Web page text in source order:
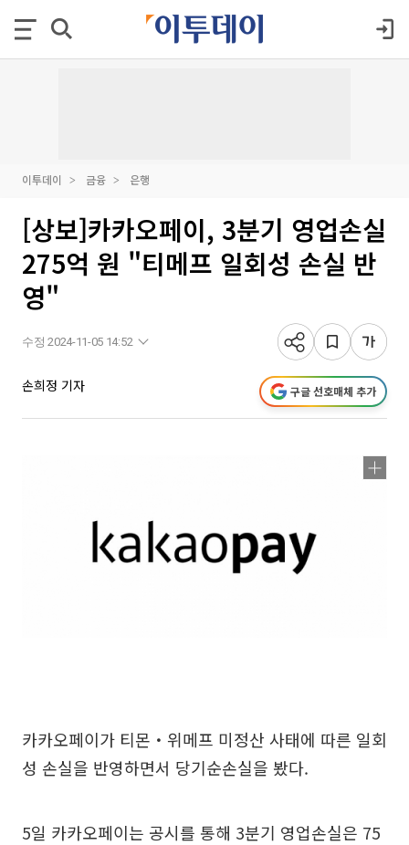
이투데이 금융 은행
[상보]카카오페이, 3분기 영업손실
275억 원 "티메프 일회성 손실 반
영"
수정 2024-11-05 14:52
손희정 기자 구글 선호매체 추가
카카오페이가 티몬・위메프 미정산 사태에 따른 일회
성 손실을 반영하면서 당기순손실을 봤다.
5일 카카오페이는 공시를 통해 3분기 영업손실은 75